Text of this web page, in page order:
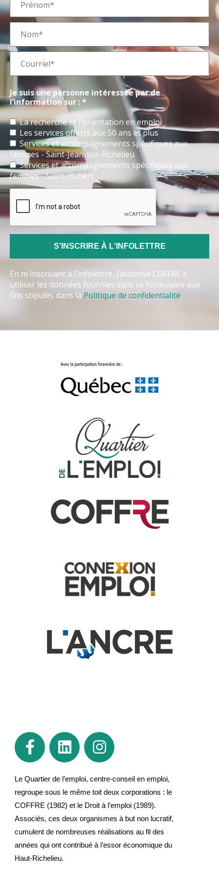
Je suis une personne intéressée par de
l’information sur : *
La recherche et l'orientation en emploi
Les services offerts aux 50 ans et plus
Services et accompagnements spécifiques aux
femmes - Saint-Jean-sur-Richelieu
Services et accompagnements spécifiques aux
femmes - Saint-Hubert
En m'inscrivant à l'infolettre, j’autorise COFFRE à
utiliser les données fournies dans ce formulaire aux
fins stipulés dans la Politique de confidentialité.
Le Quartier de l’emploi, centre-conseil en emploi,
regroupe sous le même toit deux corporations : le
COFFRE (1982) et le Droit à l’emploi (1989).
Associés, ces deux organismes à but non lucratif,
cumulent de nombreuses réalisations au fil des
années qui ont contribué à l’essor économique du
Haut-Richelieu.